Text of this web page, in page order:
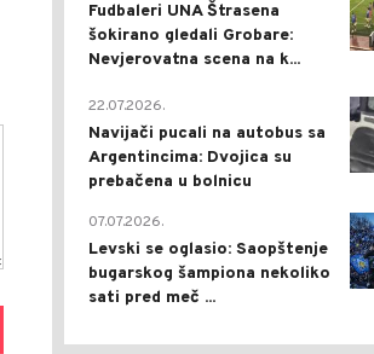
Fudbaleri UNA Štrasena
šokirano gledali Grobare:
Nevjerovatna scena na k...
22.07.2026.
Navijači pucali na autobus sa
Argentincima: Dvojica su
prebačena u bolnicu
07.07.2026.
Levski se oglasio: Saopštenje
bugarskog šampiona nekoliko
sati pred meč ...